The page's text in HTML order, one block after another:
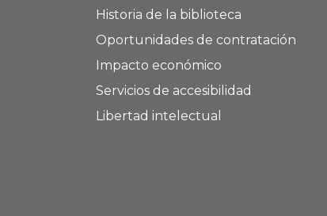
Historia de la biblioteca
Oportunidades de contratación
Impacto económico
Servicios de accesibilidad
Libertad intelectual